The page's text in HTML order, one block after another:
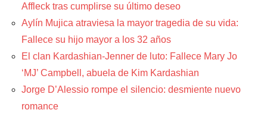
Affleck tras cumplirse su último deseo
Aylín Mujica atraviesa la mayor tragedia de su vida:
Fallece su hijo mayor a los 32 años
El clan Kardashian-Jenner de luto: Fallece Mary Jo
‘MJ’ Campbell, abuela de Kim Kardashian
Jorge D’Alessio rompe el silencio: desmiente nuevo
romance